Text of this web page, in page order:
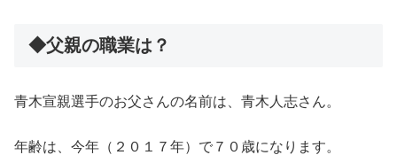
◆父親の職業は？
青木宣親選手のお父さんの名前は、青木人志さん。
年齢は、今年（２０１７年）で７０歳になります。